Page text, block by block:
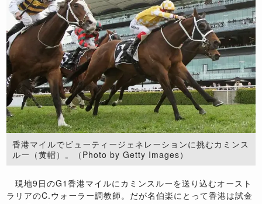
香港マイルでビューティージェネレーションに挑むカミンス
ルー（黄帽）。（Photo by Getty Images）
現地9日のG1香港マイルにカミンスルーを送り込むオースト
ラリアのC.ウォーラー調教師。だが名伯楽にとって香港は試金